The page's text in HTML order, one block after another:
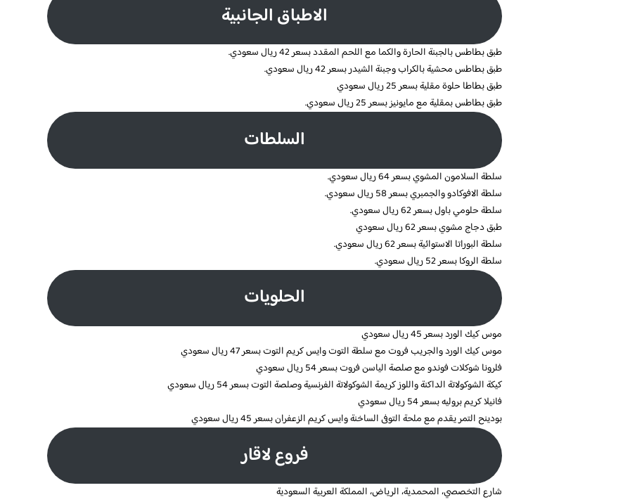
الاطباق الجانبية
طبق بطاطس بالجبنة الحارة والكما مع اللحم المقدد بسعر 42 ريال سعودي.
طبق بطاطس محشية بالكراب وجبنة الشيدر بسعر 42 ريال سعودي.
طبق بطاطا حلوة مقلية بسعر 25 ريال سعودي
طبق بطاطس بمقلية مع مايونيز بسعر 25 ريال سعودي.
السلطات
سلطة السلامون المشوي بسعر 64 ريال سعودي.
سلطة الافوكادو والجمبري بسعر 58 ريال سعودي.
سلطة حلومي باول بسعر 62 ريال سعودي.
طبق دجاج مشوي بسعر 62 ريال سعودي
سلطة البوراتا الاستوائية بسعر 62 ريال سعودي.
سلطة الروكا بسعر 52 ريال سعودي.
الحلويات
موس كيك الورد بسعر 45 ريال سعودي
موس كيك الورد والجريب فروت مع سلطة التوت وايس كريم التوت بسعر 47 ريال سعودي
فلرونا شوكلات فوندو مع صلصة الياسن فروت بسعر 54 ريال سعودي
كيكة الشوكولاتة الداكنة واللوز كريمة الشوكولاتة الفرنسية وصلصة التوت بسعر 54 ريال سعودي
فانيلا كريم بروليه بسعر 54 ريال سعودي
بودينح التمر يقدم مع ملحة التوفى الساخنة وايس كريم الزعفران بسعر 45 ريال سعودي
فروع لاقار
شارع التخصصي، المحمدية، الرياض، المملكة العربية السعودية